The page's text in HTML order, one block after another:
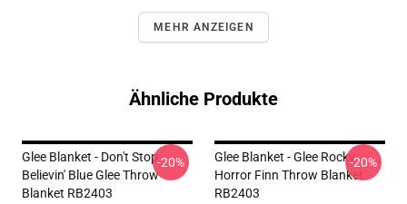
MEHR ANZEIGEN
Ähnliche Produkte
Glee Blanket - Don't Stop
Believin' Blue Glee Throw
Blanket RB2403
-20%
Glee Blanket - Glee Rocky
Horror Finn Throw Blanket
RB2403
-20%